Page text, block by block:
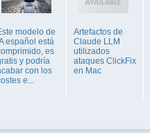
modelo de
español está
es
y podría
con los
e...
Artefactos de
Claude LLM
utilizados
ataques ClickFix
en Mac